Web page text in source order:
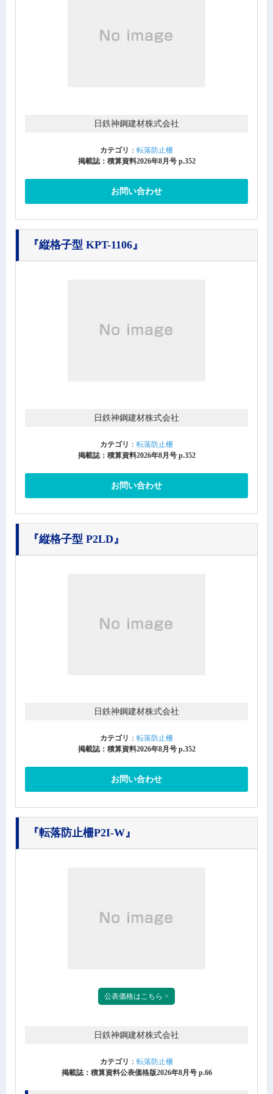
日鉄神鋼建材株式会社
カテゴリ ： 転落防止柵
掲載誌：積算資料2026年8月号 p.352
お問い合わせ
『縦格子型 KPT-1106』
日鉄神鋼建材株式会社
カテゴリ ： 転落防止柵
掲載誌：積算資料2026年8月号 p.352
お問い合わせ
『縦格子型 P2LD』
日鉄神鋼建材株式会社
カテゴリ ： 転落防止柵
掲載誌：積算資料2026年8月号 p.352
お問い合わせ
『転落防止柵P2I-W』
公表価格はこちら >
日鉄神鋼建材株式会社
カテゴリ ： 転落防止柵
掲載誌：積算資料公表価格版2026年8月号 p.66